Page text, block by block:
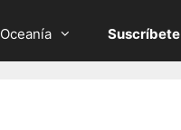
Oceanía Suscríbete